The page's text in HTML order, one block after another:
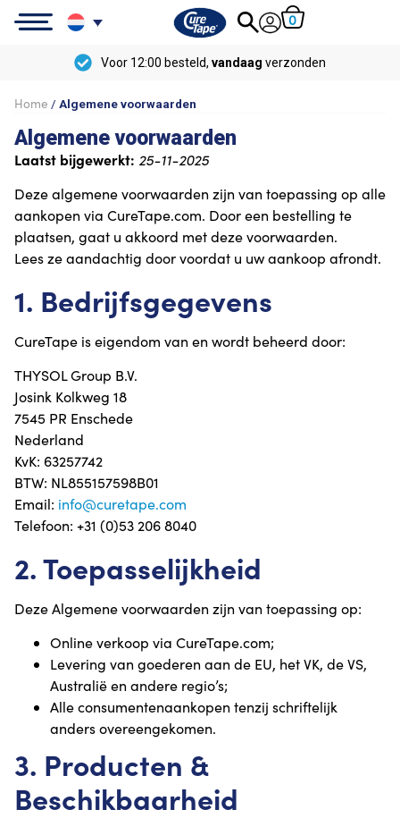
0
12:00 besteld,vandaagverzonden
Home / Algemene voorwaarden
Algemene voorwaarden
Laatst bijgewerkt: 25-11-2025
Deze algemene voorwaarden zijn van toepassing op alle
aankopen via CureTape.com. Door een bestelling te
plaatsen, gaat u akkoord met deze voorwaarden.
Lees ze aandachtig door voordat u uw aankoop afrondt.
1. Bedrijfsgegevens
CureTape is eigendom van en wordt beheerd door:
THYSOL Group B.V.
Josink Kolkweg 18
7545 PR Enschede
Nederland
KvK: 63257742
BTW: NL855157598B01
Email: info@curetape.com
Telefoon: +31 (0)53 206 8040
2. Toepasselijkheid
Deze Algemene voorwaarden zijn van toepassing op:
Online verkoop via CureTape.com;
Levering van goederen aan de EU, het VK, de VS,
Australië en andere regio’s;
Alle consumentenaankopen tenzij schriftelijk
anders overeengekomen.
3. Producten &
Beschikbaarheid